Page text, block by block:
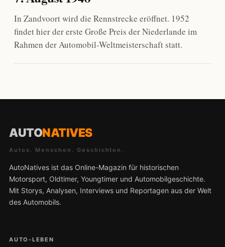
In Zandvoort wird die Rennstrecke eröffnet. 1952
findet hier der erste Große Preis der Niederlande im
Rahmen der Automobil-Weltmeisterschaft statt.
AUTONATIVES
Autos. Menschen. Geschichten.
AutoNatives ist das Online-Magazin für historischen
Motorsport, Oldtimer, Youngtimer und Automobilgeschichte.
Mit Storys, Analysen, Interviews und Reportagen aus der Welt
des Automobils.
AUTO-LEBEN